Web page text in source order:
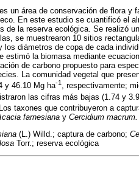
un área de conservación de flora y
En este estudio se cuantificó el
de la reserva ecológica. Se realizó
se muestrearon 10 sitios
diámetros de copa de cada
estimó la biomasa mediante
de carbono propuesto para
La comunidad vegetal que
y 46.10 Mg ha-1, respectivamente;
las cifras más bajas (1.74 y
taxones que contribuyeron a
farnesiana y Cercidium macrum.
(L.) Willd.; captura de carbono;
Torr.; reserva ecológica